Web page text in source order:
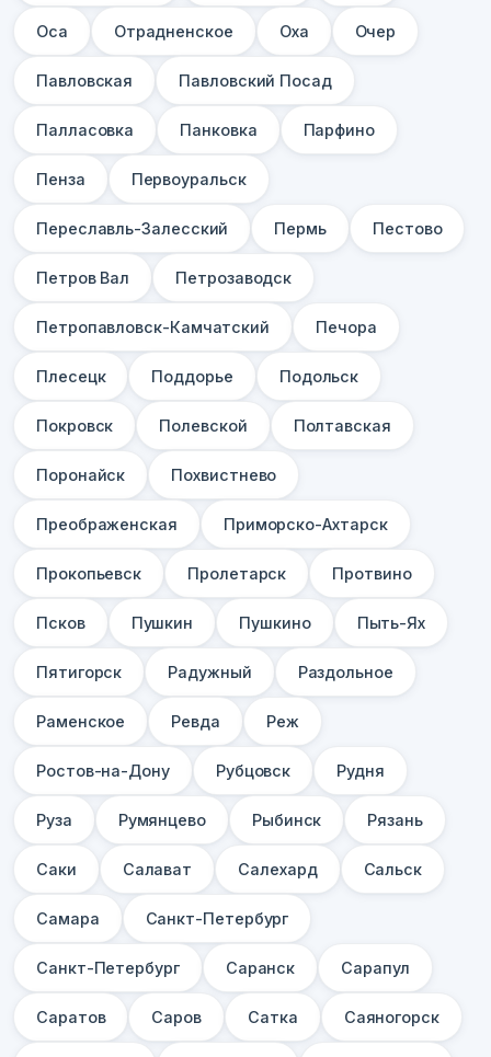
Оса Отрадненское Оха Очер
Павловская Павловский Посад
Палласовка Панковка Парфино
Пенза Первоуральск
Переславль-Залесский Пермь Пестово
Петров Вал Петрозаводск
Петропавловск-Камчатский Печора
Плесецк Поддорье Подольск
Покровск Полевской Полтавская
Поронайск Похвистнево
Преображенская Приморско-Ахтарск
Прокопьевск Пролетарск Протвино
Псков Пушкин Пушкино Пыть-Ях
Пятигорск Радужный Раздольное
Раменское Ревда Реж
Ростов-на-Дону Рубцовск Рудня
Руза Румянцево Рыбинск Рязань
Саки Салават Салехард Сальск
Самара Санкт-Петербург
Санкт-Петербург Саранск Сарапул
Саратов Саров Сатка Саяногорск